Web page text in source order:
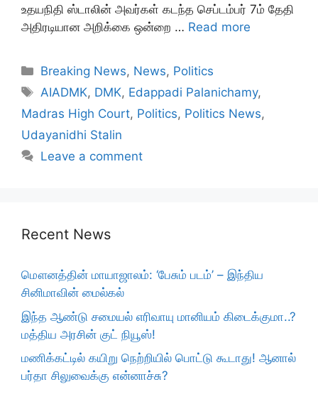
உதயநிதி ஸ்டாலின் அவர்கள் கடந்த செப்டம்பர் 7ம் தேதி
அதிரடியான அறிக்கை ஒன்றை … Read more
Categories
Breaking News, News, Politics
Tags
AIADMK, DMK, Edappadi Palanichamy,
Madras High Court, Politics, Politics News,
Udayanidhi Stalin
Leave a comment
Recent News
மௌனத்தின் மாயாஜாலம்: ‘பேசும் படம்’ – இந்திய
சினிமாவின் மைல்கல்
இந்த ஆண்டு சமையல் எரிவாயு மானியம் கிடைக்குமா..?
மத்திய அரசின் குட் நியூஸ்!
மணிக்கட்டில் கயிறு நெற்றியில் பொட்டு கூடாது! ஆனால்
பர்தா சிலுவைக்கு என்னாச்சு?